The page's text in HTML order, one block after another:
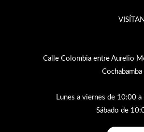
Calle Colombia entre Aurelio
Lunes a viernes de 10:00
Sábado de